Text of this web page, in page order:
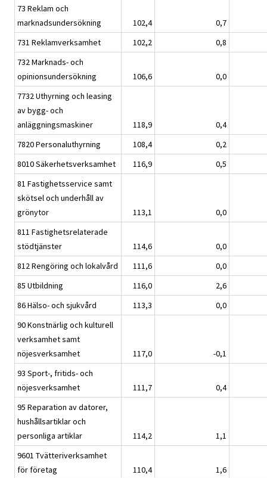
73 Reklam och
marknadsundersökning
102,4
0,7
731 Reklamverksamhet
102,2
0,8
732 Marknads- och
opinionsundersökning
106,6
0,0
7732 Uthyrning och leasing
av bygg- och
anläggningsmaskiner
118,9
0,4
7820 Personaluthyrning
108,4
0,2
8010 Säkerhetsverksamhet
116,9
0,5
81 Fastighetsservice samt
skötsel och underhåll av
grönytor
113,1
0,0
811 Fastighetsrelaterade
stödtjänster
114,6
0,0
812 Rengöring och lokalvård
111,6
0,0
85 Utbildning
116,0
2,6
86 Hälso- och sjukvård
113,3
0,0
90 Konstnärlig och kulturell
verksamhet samt
nöjesverksamhet
117,0
-0,1
93 Sport-, fritids- och
nöjesverksamhet
111,7
0,4
95 Reparation av datorer,
hushållsartiklar och
personliga artiklar
114,2
1,1
9601 Tvätteriverksamhet
för företag
110,4 1,6